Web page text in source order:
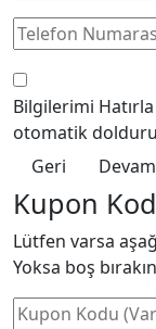
Bilgilerimi Hatırla
otomatik
Geri
Kupon
Lütfen varsa
Yoksa boş